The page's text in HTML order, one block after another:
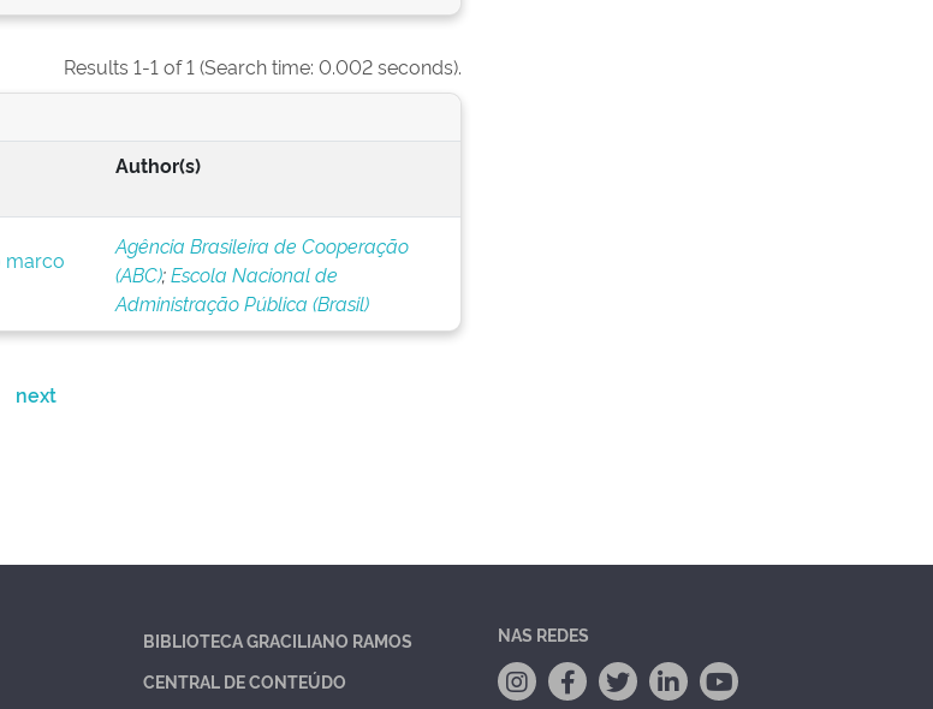
Results 1-1 of 1 (Search time: 0.002 seconds).
Author(s)
marco
Agência Brasileira de Cooperação
(ABC);Escola Nacional de
Administração Pública (Brasil)
next
BIBLIOTECA GRACILIANO RAMOS
CENTRAL DE CONTEÚDO
NAS REDES